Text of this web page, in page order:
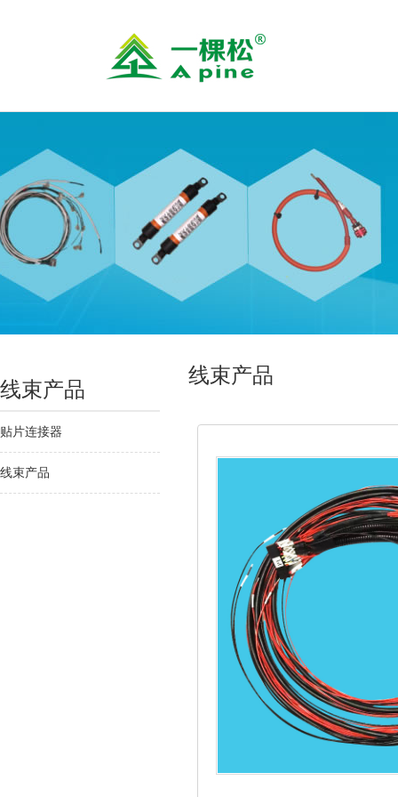
线束产品
贴片连接器
线束产品
线束产品